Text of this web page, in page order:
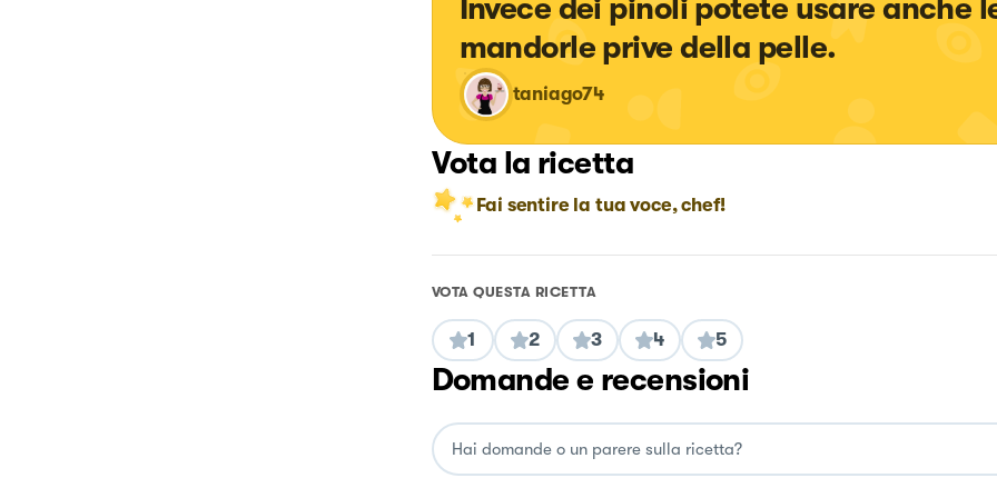
Invece dei pinoli potete usare anche
mandorle prive della pelle.
taniago74
Vota la ricetta
Fai sentire la tua voce, chef!
VOTA QUESTA RICETTA
1 2 3 4 5
Domande e recensioni